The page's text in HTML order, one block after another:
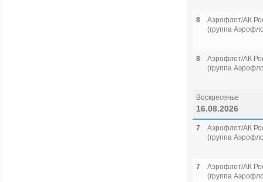
8
Аэрофлот/АК
(группа
8
Аэрофлот/АК
(группа
Воскресенье
16.08.2026
7
Аэрофлот/АК
(группа
7
Аэрофлот/АК
(группа